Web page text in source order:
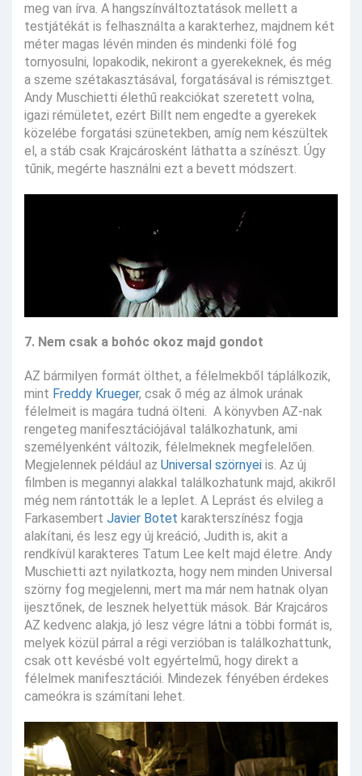
meg van írva. A hangszínváltoztatások mellett a
testjátékát is felhasználta a karakterhez, majdnem két
méter magas lévén minden és mindenki fölé fog
tornyosulni, lopakodik, nekiront a gyerekeknek, és még
a szeme szétakasztásával, forgatásával is rémisztget.
Andy Muschietti élethű reakciókat szeretett volna,
igazi rémületet, ezért Billt nem engedte a gyerekek
közelébe forgatási szünetekben, amíg nem készültek
el, a stáb csak Krajcárosként láthatta a színészt. Úgy
tűnik, megérte használni ezt a bevett módszert.
7. Nem csak a bohóc okoz majd gondot
AZ bármilyen formát ölthet, a félelmekből táplálkozik,
mint Freddy Krueger, csak ő még az álmok urának
félelmeit is magára tudná ölteni. A könyvben AZ-nak
rengeteg manifesztációjával találkozhatunk, ami
személyenként változik, félelmeknek megfelelően.
Megjelennek például az Universal szörnyei is. Az új
filmben is megannyi alakkal találkozhatunk majd, akikről
még nem rántották le a leplet. A Leprást és elvileg a
Farkasembert Javier Botet karakterszínész fogja
alakítani, és lesz egy új kreáció, Judith is, akit a
rendkívül karakteres Tatum Lee kelt majd életre. Andy
Muschietti azt nyilatkozta, hogy nem minden Universal
szörny fog megjelenni, mert ma már nem hatnak olyan
ijesztőnek, de lesznek helyettük mások. Bár Krajcáros
AZ kedvenc alakja, jó lesz végre látni a többi formát is,
melyek közül párral a régi verzióban is találkozhattunk,
csak ott kevésbé volt egyértelmű, hogy direkt a
félelmek manifesztációi. Mindezek fényében érdekes
cameókra is számítani lehet.